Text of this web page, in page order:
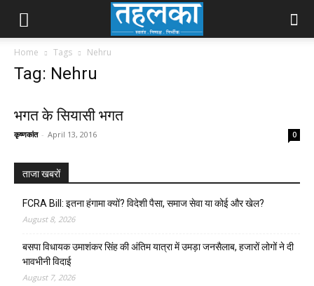
Home Tags Nehru
Tag: Nehru
भगत के सियासी भगत
कृष्णकांत - April 13, 2016 0
ताजा खबरों
FCRA Bill: इतना हंगामा क्यों? विदेशी पैसा, समाज सेवा या कोई और खेल?
August 8, 2026
बसपा विधायक उमाशंकर सिंह की अंतिम यात्रा में उमड़ा जनसैलाब, हजारों लोगों ने दी
भावभीनी विदाई
August 7, 2026